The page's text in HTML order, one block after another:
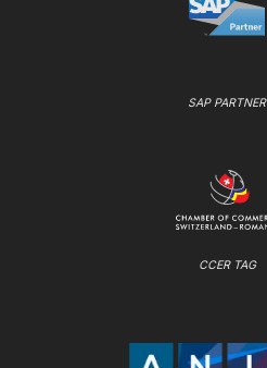
SAP PARTNER
CCER TAG